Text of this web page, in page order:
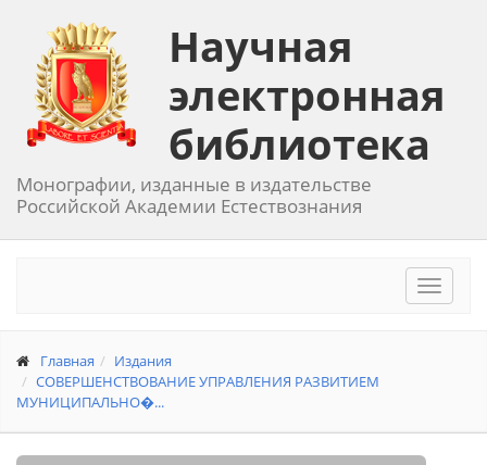
Научная
электронная
библиотека
Монографии, изданные в издательстве
Российской Академии Естествознания
Toggle
Главная
Издания
СОВЕРШЕНСТВОВАНИЕ УПРАВЛЕНИЯ РАЗВИТИЕМ
МУНИЦИПАЛЬНО�...